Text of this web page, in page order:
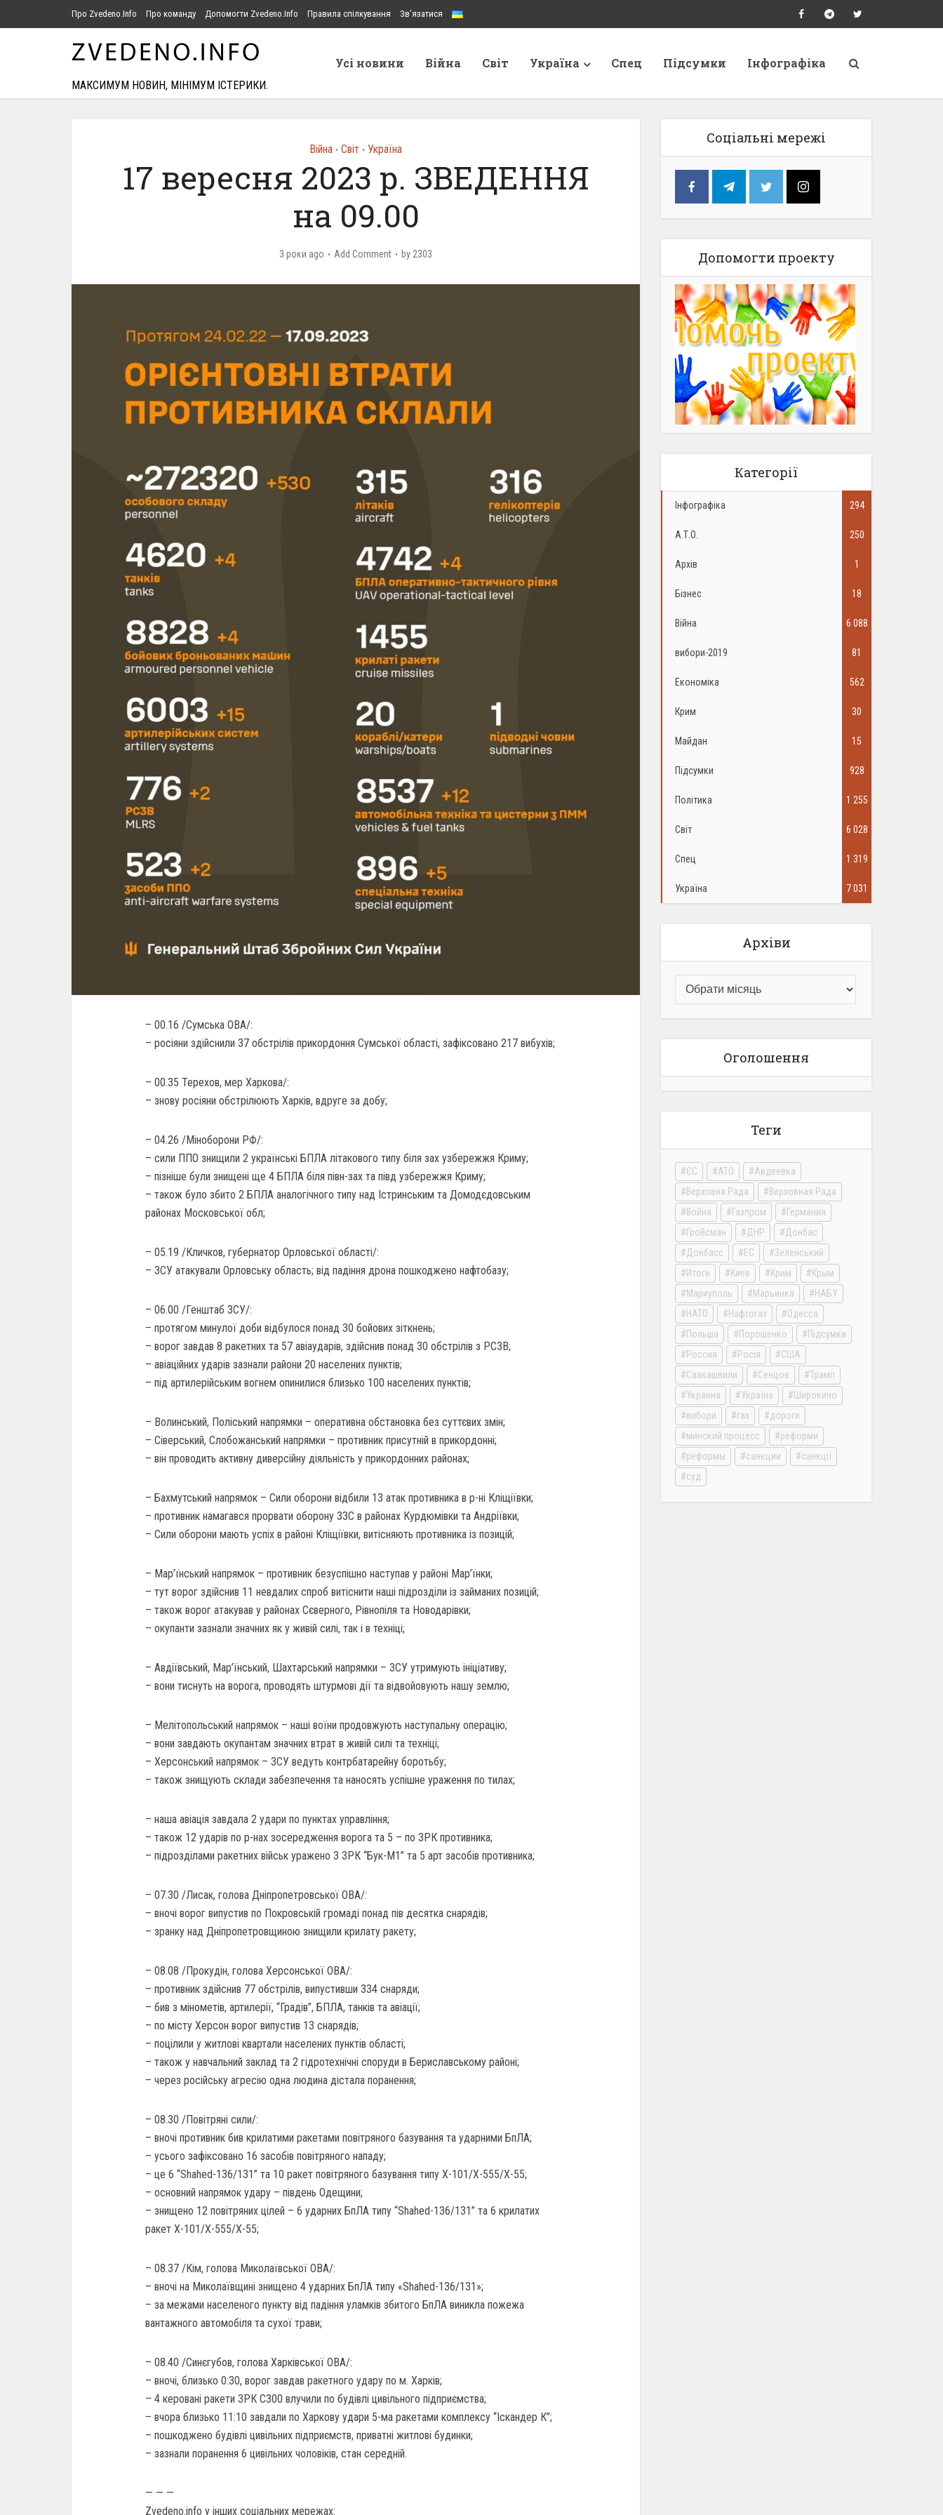
Про Zvedeno.Info Про команду Допомогти Zvedeno.Info Правила спілкування Зв’язатися
МАКСИМУМ НОВИН, МІНІМУМ ІСТЕРИКИ.
Усі новини Війна Світ Україна Спец Підсумки Інфографіка
Війна • Світ • Україна
17 вересня 2023 р. ЗВЕДЕННЯ
на 09.00
3 роки ago Add Comment by 2303
– 00.16 /Сумська ОВА/:
– росіяни здійснили 37 обстрілів прикордоння Сумської області, зафіксовано 217 вибухів;
– 00.35 Терехов, мер Харкова/:
– знову росіяни обстрілюють Харків, вдруге за добу;
– 04.26 /Міноборони РФ/:
– сили ППО знищили 2 українські БПЛА літакового типу біля зах узбережжя Криму;
– пізніше були знищені ще 4 БПЛА біля півн-зах та півд узбережжя Криму;
– також було збито 2 БПЛА аналогічного типу над Істринським та Домодєдовським
районах Московської обл;
– 05.19 /Кличков, губернатор Орловської області/:
– ЗСУ атакували Орловську область; від падіння дрона пошкоджено нафтобазу;
– 06.00 /Генштаб ЗСУ/:
– протягом минулої доби відбулося понад 30 бойових зіткнень;
– ворог завдав 8 ракетних та 57 авіаударів, здійснив понад 30 обстрілів з РСЗВ;
– авіаційних ударів зазнали райони 20 населених пунктів;
– під артилерійським вогнем опинилися близько 100 населених пунктів;
– Волинський, Поліський напрямки – оперативна обстановка без суттєвих змін;
– Сіверський, Слобожанський напрямки – противник присутній в прикордонні;
– він проводить активну диверсійну діяльність у прикордонних районах;
– Бахмутський напрямок – Сили оборони відбили 13 атак противника в р-ні Кліщіївки;
– противник намагався прорвати оборону ЗЗС в районах Курдюмівки та Андріївки;
– Сили оборони мають успіх в районі Кліщіївки, витісняють противника із позицій;
– Мар’їнський напрямок – противник безуспішно наступав у районі Мар’їнки;
– тут ворог здійснив 11 невдалих спроб витіснити наші підрозділи із займаних позицій;
– також ворог атакував у районах Сєверного, Рівнопіля та Новодарівки;
– окупанти зазнали значних як у живій силі, так і в техніці;
– Авдіївський, Мар’їнський, Шахтарський напрямки – ЗСУ утримують ініціативу;
– вони тиснуть на ворога, проводять штурмові дії та відвойовують нашу землю;
– Мелітопольський напрямок – наші воїни продовжують наступальну операцію;
– вони завдають окупантам значних втрат в живій силі та техніці;
– Херсонський напрямок – ЗСУ ведуть контрбатарейну боротьбу;
– також знищують склади забезпечення та наносять успішне ураження по тилах;
– наша авіація завдала 2 удари по пунктах управління;
– також 12 ударів по р-нах зосередження ворога та 5 – по ЗРК противника;
– підрозділами ракетних військ уражено 3 ЗРК “Бук-М1” та 5 арт засобів противника;
– 07.30 /Лисак, голова Дніпропетровської ОВА/:
– вночі ворог випустив по Покровській громаді понад пів десятка снарядів;
– зранку над Дніпропетровщиною знищили крилату ракету;
– 08.08 /Прокудін, голова Херсонської ОВА/:
– противник здійснив 77 обстрілів, випустивши 334 снаряди;
– бив з мінометів, артилерії, “Градів”, БПЛА, танків та авіації;
– по місту Херсон ворог випустив 13 снарядів;
– поцілили у житлові квартали населених пунктів області;
– також у навчальний заклад та 2 гідротехнічні споруди в Бериславському районі;
– через російську агресію одна людина дістала поранення;
– 08.30 /Повітряні сили/:
– вночі противник бив крилатими ракетами повітряного базування та ударними БпЛА;
– усього зафіксовано 16 засобів повітряного нападу;
– це 6 “Shahed-136/131” та 10 ракет повітряного базування типу Х-101/Х-555/Х-55;
– основний напрямок удару – південь Одещини;
– знищено 12 повітряних цілей – 6 ударних БпЛА типу “Shahed-136/131” та 6 крилатих
ракет Х-101/Х-555/Х-55;
– 08.37 /Кім, голова Миколаївської ОВА/:
– вночі на Миколаївщині знищено 4 ударних БпЛА типу «Shahed-136/131»;
– за межами населеного пункту від падіння уламків збитого БпЛА виникла пожежа
вантажного автомобіля та сухої трави;
– 08.40 /Синєгубов, голова Харківської ОВА/:
– вночі, близько 0:30, ворог завдав ракетного удару по м. Харків;
– 4 керовані ракети ЗРК С300 влучили по будівлі цивільного підприємства;
– вчора близько 11:10 завдали по Харкову удари 5-ма ракетами комплексу “Іскандер К”;
– пошкоджено будівлі цивільних підприємств, приватні житлові будинки;
– зазнали поранення 6 цивільних чоловіків, стан середній.
— — —
Zvedeno.info у інших соціальних мережах:
Соціальні мережі
Допомогти проекту
Категорії
Інфографіка 294
А.Т.О. 250
Архів 1
Бізнес 18
Війна 6 088
вибори-2019 81
Економіка 562
Крим 30
Майдан 15
Підсумки 928
Політика 1 255
Світ 6 028
Спец 1 319
Україна 7 031
Архіви
Оголошення
Теги
ЄС АТО
Авдеевка
Верховна Рада
Верховная Рада
Война
Газпром
Германия
Гройсман
ДНР
Донбас
Донбасс
ЕС
Зеленський
Итоги
Киев Крим
Крым
Мариуполь
Марьинка
НАБУ
НАТО
Нафтогаз
Одесса
Польша
Порошенко
Підсумки
Россия
Росія
США
Саакашвили
Сенцов
Трамп
Украина
Україна
Широкино
вибори
газ
дороги
минский процесс
реформи
реформы
санкции
санкції
суд